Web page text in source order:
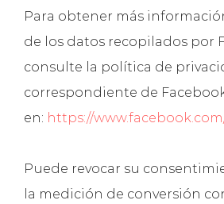
Para obtener más
de los datos recopilados por
consulte la política de
correspondiente de
en: https://
Puede revocar su
la medición de conversión